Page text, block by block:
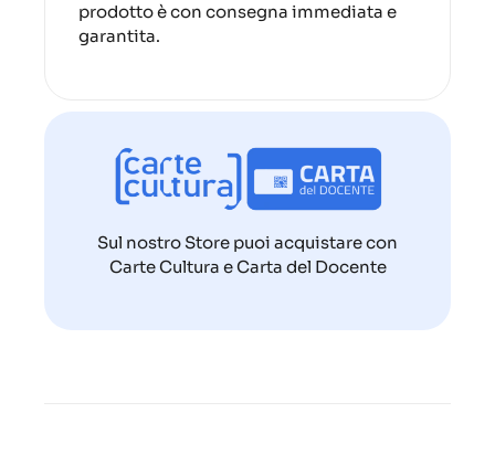
prodotto è con consegna immediata e
garantita.
Sul nostro Store puoi acquistare con
Carte Cultura e Carta del Docente